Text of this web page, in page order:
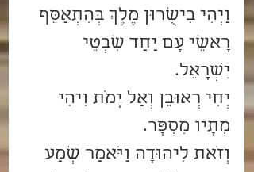
וַיְהִי בִישֻׁרוּן מֶלֶךְ בְּהִתְאַסֵּף
רָאשֵׁי עָם יַחַד שִׁבְטֵי
יִשְׂרָאֵל.
יְחִי רְאוּבֵן וְאַל יָמֹת וִיהִי
מְתָיו מִסְפָּר.
וְזֹאת לִיהוּדָה וַיֹּאמַר שְׁמַע